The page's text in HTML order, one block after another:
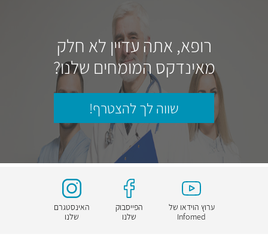
רופא, אתה עדיין לא חלק
מאינדקס המומחים שלנו?
שווה לך להצטרף!
ערוץ הוידאו של
Infomed
הפייסבוק
שלנו
האינסטגרם
שלנו